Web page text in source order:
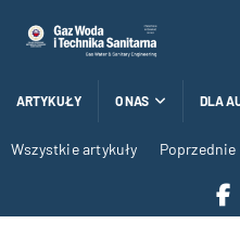
ARTYKUŁY O NAS DLA
Wszystkie artykuły